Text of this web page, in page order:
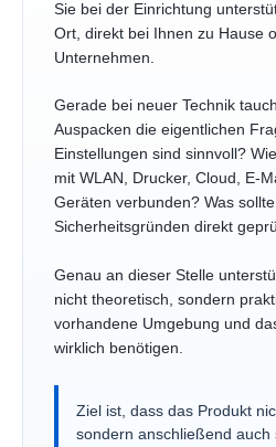
Sie bei der Einrichtung
Ort, direkt bei Ihnen zu Hause
Unternehmen.
Gerade bei neuer Technik
Auspacken die eigentlichen
Einstellungen sind sinnvoll?
mit WLAN, Drucker, Cloud, E-
Geräten verbunden? Was
Sicherheitsgründen direkt
Genau an dieser Stelle
nicht theoretisch, sondern
vorhandene Umgebung und
wirklich benötigen.
Ziel ist, dass das Produkt
sondern anschließend auch